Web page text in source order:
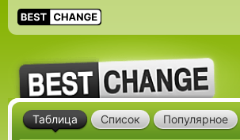
Таблица Список Популярное